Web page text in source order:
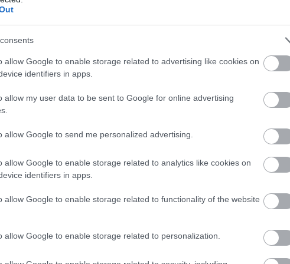
allow Google to enable storage related to advertising like cookies on
identifiers in apps.
allow my user data to be sent to Google for online advertising
allow Google to send me personalized advertising.
allow Google to enable storage related to analytics like cookies on
identifiers in apps.
allow Google to enable storage related to functionality of the website
allow Google to enable storage related to personalization.
nyolc éves korában. Így
aggódtak, amikor elkezdtem
Rengeteg jó tanáccsal láttak el,
amit mások mondanak rólam, a
be, ez nem könnyű, ha valaki a
Emily.
szerepét A mennydörgés
Hamar a legkeresettebb
ben ő alakította Kate szerepét a
elnyerte első filmes díját, az
játszhatott, mint amilyen Jim